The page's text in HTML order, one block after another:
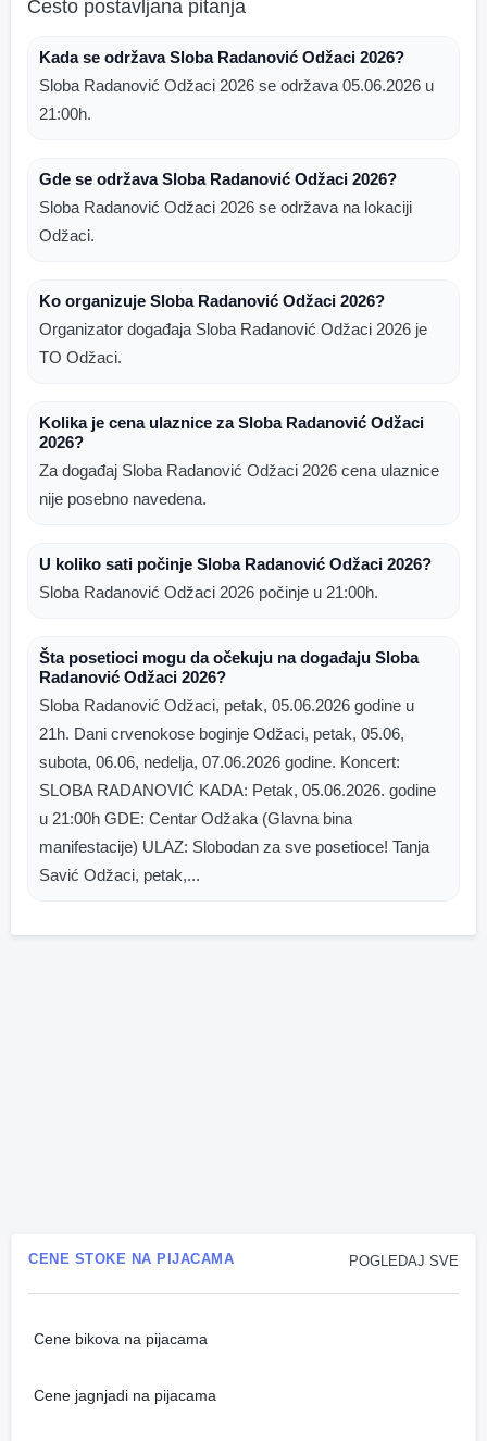
Često postavljana pitanja
Kada se održava Sloba Radanović Odžaci 2026?
Sloba Radanović Odžaci 2026 se održava 05.06.2026 u
21:00h.
Gde se održava Sloba Radanović Odžaci 2026?
Sloba Radanović Odžaci 2026 se održava na lokaciji
Odžaci.
Ko organizuje Sloba Radanović Odžaci 2026?
Organizator događaja Sloba Radanović Odžaci 2026 je
TO Odžaci.
Kolika je cena ulaznice za Sloba Radanović Odžaci
2026?
Za događaj Sloba Radanović Odžaci 2026 cena ulaznice
nije posebno navedena.
U koliko sati počinje Sloba Radanović Odžaci 2026?
Sloba Radanović Odžaci 2026 počinje u 21:00h.
Šta posetioci mogu da očekuju na događaju Sloba
Radanović Odžaci 2026?
Sloba Radanović Odžaci, petak, 05.06.2026 godine u
21h. Dani crvenokose boginje Odžaci, petak, 05.06,
subota, 06.06, nedelja, 07.06.2026 godine. Koncert:
SLOBA RADANOVIĆ KADA: Petak, 05.06.2026. godine
u 21:00h GDE: Centar Odžaka (Glavna bina
manifestacije) ULAZ: Slobodan za sve posetioce! Tanja
Savić Odžaci, petak,...
POGLEDAJ SVE
CENE STOKE NA PIJACAMA
Cene bikova na pijacama
Cene jagnjadi na pijacama